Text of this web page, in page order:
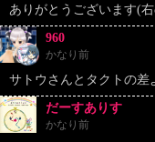
ありがとうございます(
960
かなり前
サトウさんとタクト
だーすありす
かなり前